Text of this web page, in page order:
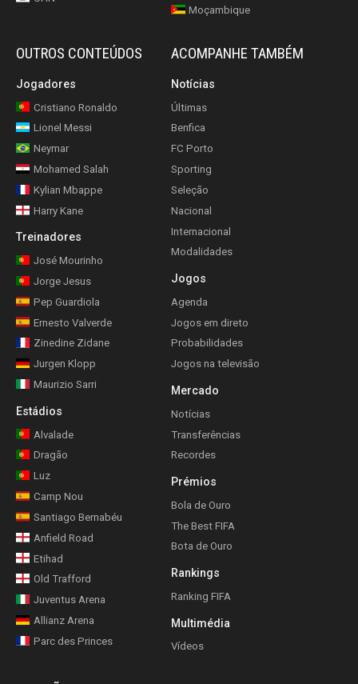
Moçambique
OUTROS CONTEÚDOS
Jogadores
Cristiano Ronaldo
Lionel Messi
Neymar
Mohamed Salah
Kylian Mbappe
Harry Kane
Treinadores
José Mourinho
Jorge Jesus
Pep Guardiola
Ernesto Valverde
Zinedine Zidane
Jurgen Klopp
Maurizio Sarri
Estádios
Alvalade
Dragão
Luz
Camp Nou
Santiago Bernabéu
Anfield Road
Etihad
Old Trafford
Juventus Arena
Allianz Arena
Parc des Princes
ACOMPANHE TAMBÉM
Notícias
Últimas
Benfica
FC Porto
Sporting
Seleção
Nacional
Internacional
Modalidades
Jogos
Agenda
Jogos em direto
Probabilidades
Jogos na televisão
Mercado
Notícias
Transferências
Recordes
Prémios
Bola de Ouro
The Best FIFA
Bota de Ouro
Rankings
Ranking FIFA
Multimédia
Vídeos